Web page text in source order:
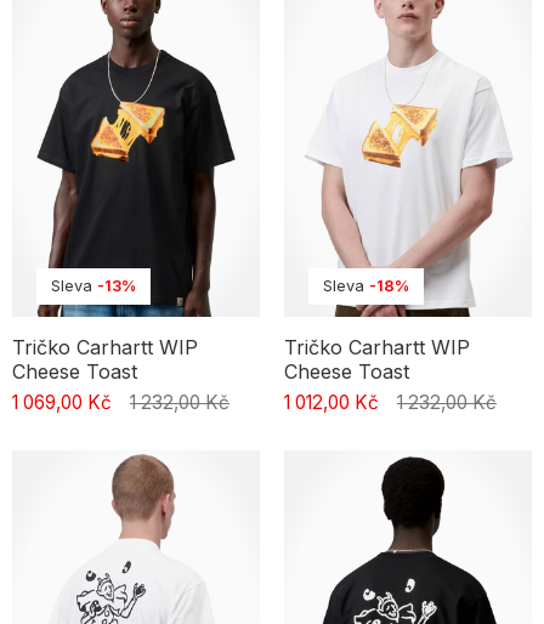
Sleva -13%
Tričko Carhartt WIP
Cheese Toast
1 069,00 Kč 1 232,00 Kč
Sleva -18%
Tričko Carhartt WIP
Cheese Toast
1 012,00 Kč 1 232,00 Kč